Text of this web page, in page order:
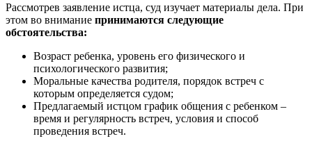
Рассмотрев заявление истца, суд изучает материалы дела. При
этом во внимание принимаются следующие
обстоятельства:
Возраст ребенка, уровень его физического и
психологического развития;
Моральные качества родителя, порядок встреч с
которым определяется судом;
Предлагаемый истцом график общения с ребенком –
время и регулярность встреч, условия и способ
проведения встреч.